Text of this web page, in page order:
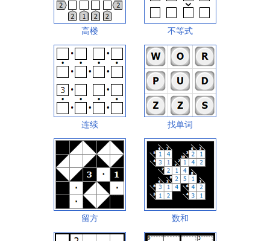
高楼 不等式
连续 找单词
留方 数和